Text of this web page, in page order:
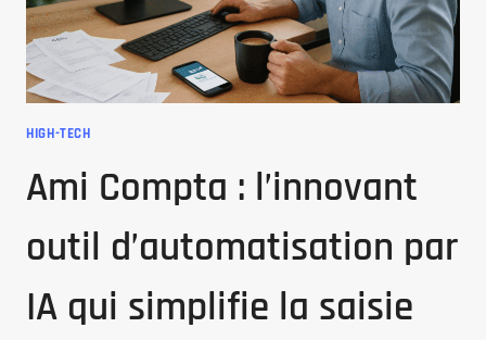
HIGH-TECH
Ami Compta : l’innovant
outil d’automatisation par
IA qui simplifie la saisie